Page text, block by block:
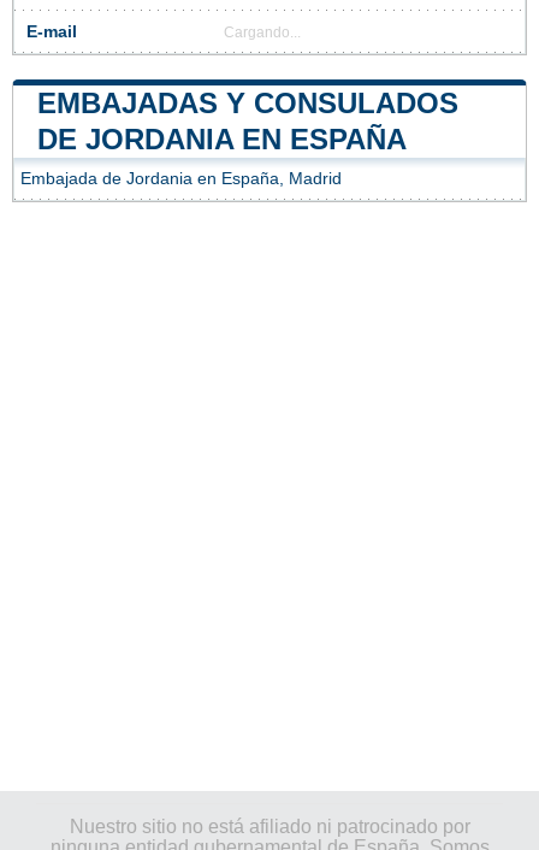
E-mail Cargando...
EMBAJADAS Y CONSULADOS
DE JORDANIA EN ESPAÑA
Embajada de Jordania en España, Madrid
Nuestro sitio no está afiliado ni patrocinado por